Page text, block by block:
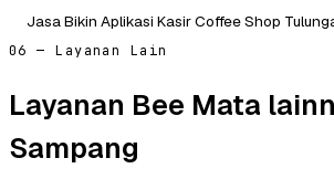
Jasa Bikin Aplikasi Kasir Coffee Shop
06 — Layanan Lain
Layanan Bee Mata
Sampang